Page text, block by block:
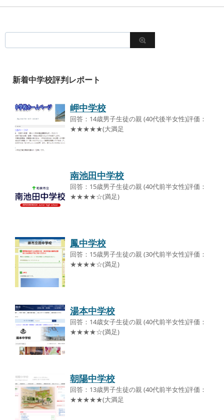
新着中学校評判レポート
岬中学校
回答：14歳男子生徒の親 (40代後半女性)評価：
★★★★★(大満足
南池田中学校
回答：15歳男子生徒の親 (40代前半女性)評価：
★★★★☆(満足)
鳳中学校
回答：15歳男子生徒の親 (30代前半女性)評価：
★★★★☆(満足)
湯本中学校
回答：14歳女子生徒の親 (40代前半女性)評価：
★★★★☆(満足)
朝陽中学校
回答：13歳男子生徒の親 (40代前半女性)評価：
★★★★★(大満足